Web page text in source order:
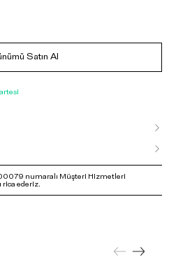
Satın Al
numaralı Müşteri Hizmetleri
rica ederiz.